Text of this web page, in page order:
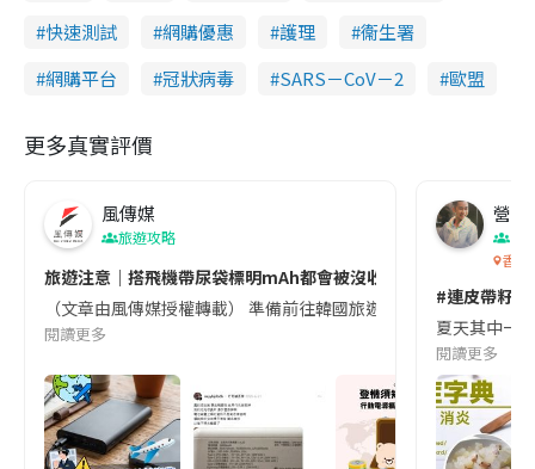
快速測試
網購優惠 護理
衞生署
網購平台
冠狀病毒 SARS－CoV－2 歐盟
更多真實評價
風傳媒
旅遊攻略
旅遊注意｜搭飛機帶尿袋標明mAh都會被沒收😱出發前切記檢查
（文章由風傳媒授權轉載） 準備前往韓國旅遊的民眾，近期要
閱讀更多
營養
香港
#連皮帶籽
夏天其中一
閱讀更多